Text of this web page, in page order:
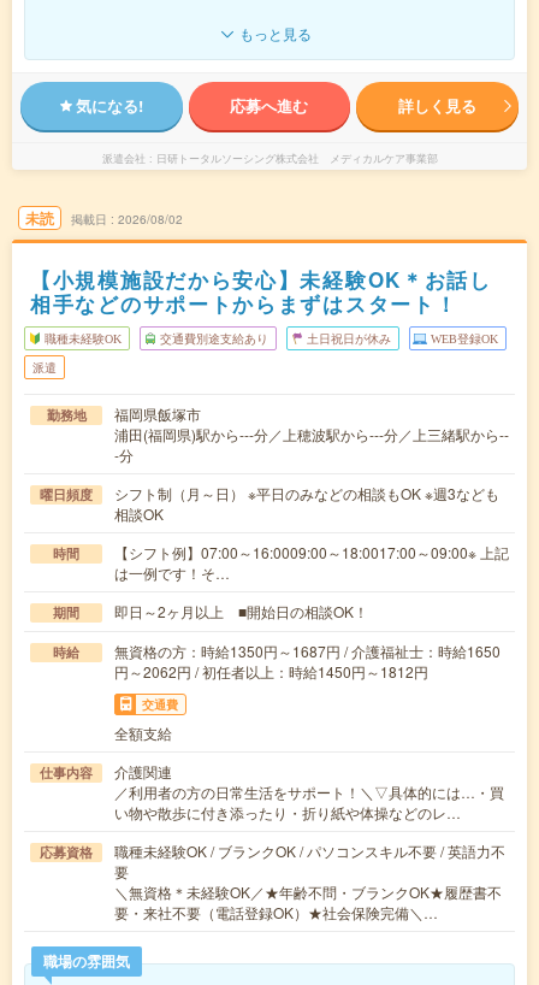
もっと見る
気になる! 応募へ進む 詳しく見る
派遣会社 日研トータルソーシング株式会社 メディカルケア事業部
未読 掲載日 2026/08/02
【小規模施設だから安心】未経験OK＊お話し
相手などのサポートからまずはスタート！
職種未経験OK 交通費別途支給あり 土日祝日が休み WEB登録OK
派遣
勤務地
福岡県飯塚市
浦田(福岡県)駅から---分／上穂波駅から---分／上三緒駅から--
-分
曜日頻度
シフト制（月～日） ※平日のみなどの相談もOK ※週3なども
相談OK
時間
【シフト例】07:00～16:0009:00～18:0017:00～09:00※ 上記
は一例です！そ…
期間 即日～2ヶ月以上 ■開始日の相談OK！
時給
無資格の方：時給1350円～1687円 / 介護福祉士：時給1650
円～2062円 / 初任者以上：時給1450円～1812円
交通費
全額支給
仕事内容
介護関連
／利用者の方の日常生活をサポート！＼▽具体的には…・買
い物や散歩に付き添ったり・折り紙や体操などのレ…
応募資格
職種未経験OK / ブランクOK / パソコンスキル不要 / 英語力不
要
＼無資格＊未経験OK／★年齢不問・ブランクOK★履歴書不
要・来社不要（電話登録OK）★社会保険完備＼…
職場の雰囲気